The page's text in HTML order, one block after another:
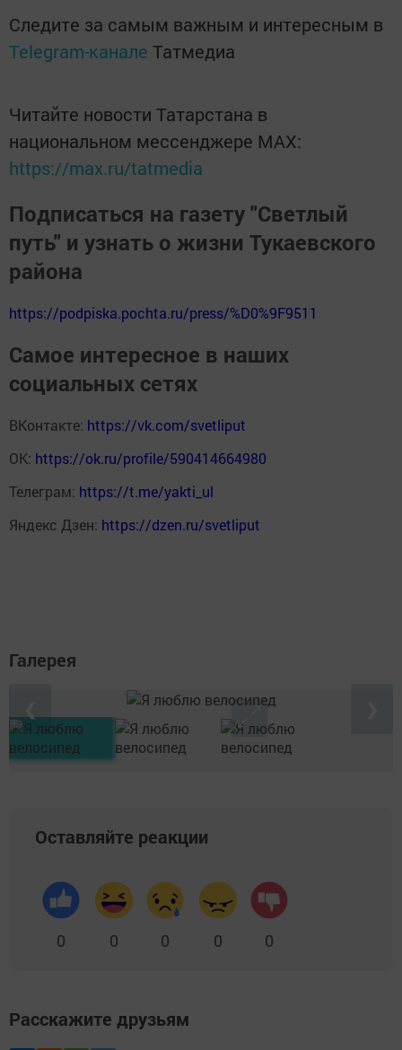
Следите за самым важным и интересным в
Telegram-канале Татмедиа
Читайте новости Татарстана в
национальном мессенджере MАХ:
https://max.ru/tatmedia
Подписаться на газету "Светлый
путь" и узнать о жизни Тукаевского
района
https://podpiska.pochta.ru/press/%D0%9F9511
Самое интересное в наших
социальных сетях
ВКонтакте: https://vk.com/svetliput
ОК: https://ok.ru/profile/590414664980
Телеграм: https://t.me/yakti_ul
Яндекс Дзен: https://dzen.ru/svetliput
Галерея
Оставляйте реакции
0 0 0 0 0
Расскажите друзьям